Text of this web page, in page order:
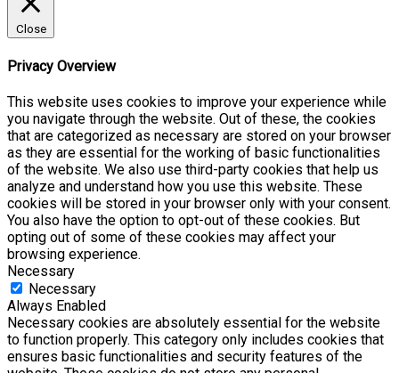
Close
Privacy Overview
This website uses cookies to improve your experience while
you navigate through the website. Out of these, the cookies
that are categorized as necessary are stored on your browser
as they are essential for the working of basic functionalities
of the website. We also use third-party cookies that help us
analyze and understand how you use this website. These
cookies will be stored in your browser only with your consent.
You also have the option to opt-out of these cookies. But
opting out of some of these cookies may affect your
browsing experience.
Necessary
Necessary
Always Enabled
Necessary cookies are absolutely essential for the website
to function properly. This category only includes cookies that
ensures basic functionalities and security features of the